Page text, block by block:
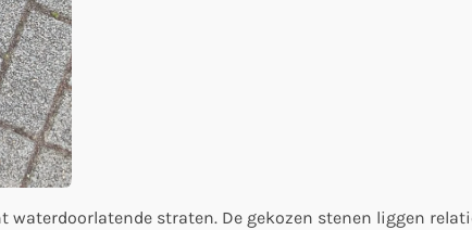
straten. De gekozen stenen liggen